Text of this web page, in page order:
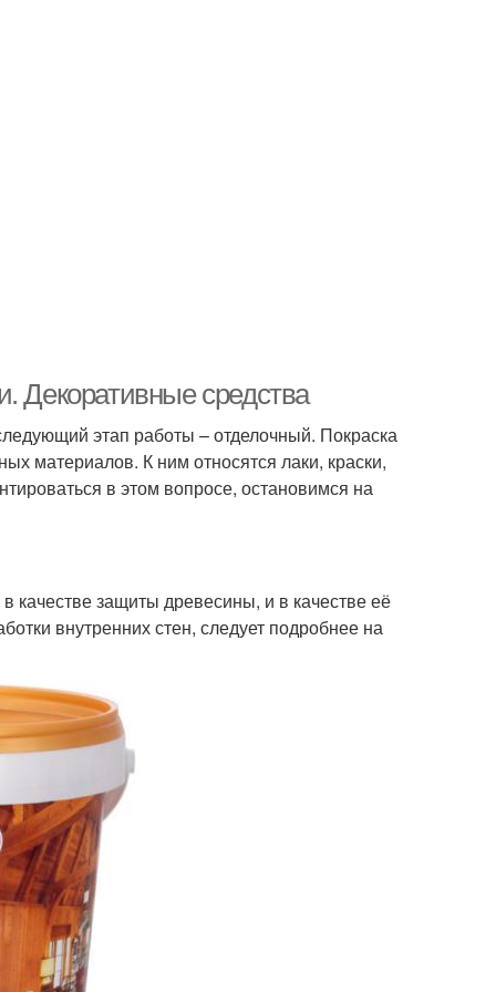
Декоративные средства
этап работы – отделочный. Покраска
материалов. К ним относятся лаки, краски,
в этом вопросе, остановимся на
качестве защиты древесины, и в качестве её
внутренних стен, следует подробнее на